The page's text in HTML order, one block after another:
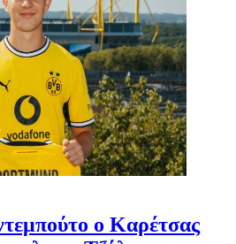
ο Καρέτσας